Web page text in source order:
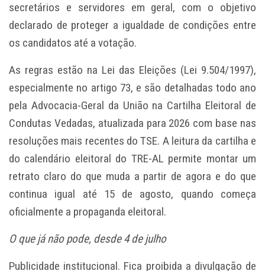
secretários e servidores em geral, com o objetivo
declarado de proteger a igualdade de condições entre
os candidatos até a votação.
As regras estão na Lei das Eleições (Lei 9.504/1997),
especialmente no artigo 73, e são detalhadas todo ano
pela Advocacia-Geral da União na Cartilha Eleitoral de
Condutas Vedadas, atualizada para 2026 com base nas
resoluções mais recentes do TSE. A leitura da cartilha e
do calendário eleitoral do TRE-AL permite montar um
retrato claro do que muda a partir de agora e do que
continua igual até 15 de agosto, quando começa
oficialmente a propaganda eleitoral.
O que já não pode, desde 4 de julho
Publicidade institucional. Fica proibida a divulgação de